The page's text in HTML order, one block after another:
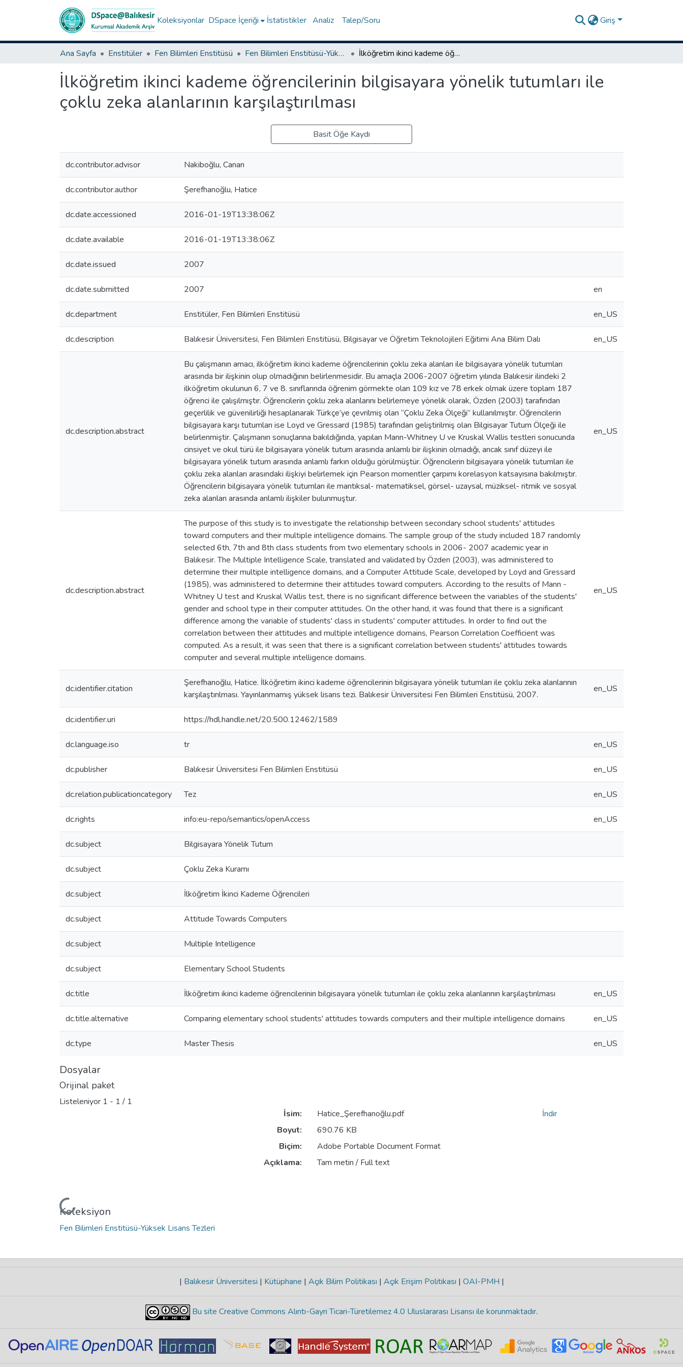
Koleksiyonlar DSpace İçeriği İstatistikler Analiz Talep/Soru Giriş
Ana Sayfa Enstitüler Fen Bilimleri Enstitüsü Fen Bilimleri Enstitüsü-Yüksek Lisans Tezleri İlköğretim ikinci kademe öğrencilerinin bilgisayara yönelik tutumları ile çoklu zeka alanlarının karşılaştırılması
İlköğretim ikinci kademe öğrencilerinin bilgisayara yönelik tutumları ile
çoklu zeka alanlarının karşılaştırılması
Basit Öğe Kaydı
dc.contributor.advisor Nakiboğlu, Canan
dc.contributor.author Şerefhanoğlu, Hatice
dc.date.accessioned 2016-01-19T13:38:06Z
dc.date.available 2016-01-19T13:38:06Z
dc.date.issued 2007
dc.date.submitted 2007 en
dc.department Enstitüler, Fen Bilimleri Enstitüsü en_US
dc.description Balıkesir Üniversitesi, Fen Bilimleri Enstitüsü, Bilgisayar ve Öğretim Teknolojileri Eğitimi Ana Bilim Dalı en_US
dc.description.abstract
Bu çalışmanın amacı, ilköğretim ikinci kademe öğrencilerinin çoklu zeka alanları ile bilgisayara yönelik tutumları
arasında bir ilişkinin olup olmadığının belirlenmesidir. Bu amaçla 2006-2007 öğretim yılında Balıkesir ilindeki 2
ilköğretim okulunun 6, 7 ve 8. sınıflarında öğrenim görmekte olan 109 kız ve 78 erkek olmak üzere toplam 187
öğrenci ile çalışılmıştır. Öğrencilerin çoklu zeka alanlarını belirlemeye yönelik olarak, Özden (2003) tarafından
geçerlilik ve güvenilirliği hesaplanarak Türkçe’ye çevrilmiş olan “Çoklu Zeka Ölçeği” kullanılmıştır. Öğrencilerin
bilgisayara karşı tutumları ise Loyd ve Gressard (1985) tarafından geliştirilmiş olan Bilgisayar Tutum Ölçeği ile
belirlenmiştir. Çalışmanın sonuçlarına bakıldığında, yapılan Mann-Whitney U ve Kruskal Wallis testleri sonucunda
cinsiyet ve okul türü ile bilgisayara yönelik tutum arasında anlamlı bir ilişkinin olmadığı, ancak sınıf düzeyi ile
bilgisayara yönelik tutum arasında anlamlı farkın olduğu görülmüştür. Öğrencilerin bilgisayara yönelik tutumları ile
çoklu zeka alanları arasındaki ilişkiyi belirlemek için Pearson momentler çarpımı korelasyon katsayısına bakılmıştır.
Öğrencilerin bilgisayara yönelik tutumları ile mantıksal- matematiksel, görsel- uzaysal, müziksel- ritmik ve sosyal
zeka alanları arasında anlamlı ilişkiler bulunmuştur.
en_US
dc.description.abstract
The purpose of this study is to investigate the relationship between secondary school students' attitudes
toward computers and their multiple intelligence domains. The sample group of the study included 187 randomly
selected 6th, 7th and 8th class students from two elementary schools in 2006- 2007 academic year in
Balıkesir. The Multiple Intelligence Scale, translated and validated by Özden (2003), was administered to
determine their multiple intelligence domains, and a Computer Attitude Scale, developed by Loyd and Gressard
(1985), was administered to determine their attitudes toward computers. According to the results of Mann -
Whitney U test and Kruskal Wallis test, there is no significant difference between the variables of the students'
gender and school type in their computer attitudes. On the other hand, it was found that there is a significant
difference among the variable of students' class in students' computer attitudes. In order to find out the
correlation between their attitudes and multiple intelligence domains, Pearson Correlation Coefficient was
computed. As a result, it was seen that there is a significant correlation between students' attitudes towards
computer and several multiple intelligence domains.
en_US
dc.identifier.citation
Şerefhanoğlu, Hatice. İlköğretim ikinci kademe öğrencilerinin bilgisayara yönelik tutumları ile çoklu zeka alanlarının
karşılaştırılması. Yayınlanmamış yüksek lisans tezi. Balıkesir Üniversitesi Fen Bilimleri Enstitüsü, 2007.
en_US
dc.identifier.uri https://hdl.handle.net/20.500.12462/1589
dc.language.iso tr en_US
dc.publisher Balıkesir Üniversitesi Fen Bilimleri Enstitüsü en_US
dc.relation.publicationcategory Tez en_US
dc.rights info:eu-repo/semantics/openAccess en_US
dc.subject Bilgisayara Yönelik Tutum
dc.subject Çoklu Zeka Kuramı
dc.subject İlköğretim İkinci Kademe Öğrencileri
dc.subject Attitude Towards Computers
dc.subject Multiple Intelligence
dc.subject Elementary School Students
dc.title İlköğretim ikinci kademe öğrencilerinin bilgisayara yönelik tutumları ile çoklu zeka alanlarının karşılaştırılması en_US
dc.title.alternative Comparing elementary school students' attitudes towards computers and their multiple intelligence domains en_US
dc.type Master Thesis en_US
Dosyalar
Orijinal paket
Listeleniyor 1 - 1 / 1
Yükleniyor...
İsim:
Hatice_Şerefhanoğlu.pdf
Boyut:
690.76 KB
Biçim:
Adobe Portable Document Format
Açıklama:
Tam metin / Full text
İndir
Koleksiyon
Fen Bilimleri Enstitüsü-Yüksek Lisans Tezleri
| Balıkesir Üniversitesi | Kütüphane | Açık Bilim Politikası | Açık Erişim Politikası | OAI-PMH |
Bu site Creative Commons Alıntı-Gayri Ticari-Türetilemez 4.0 Uluslararası Lisansı ile korunmaktadır.